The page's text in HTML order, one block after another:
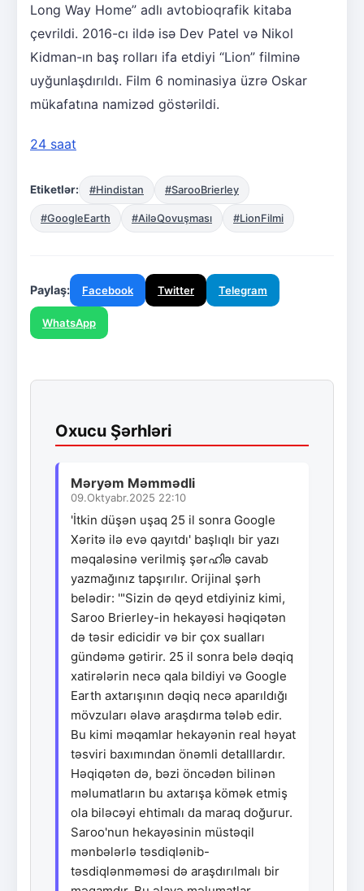
Long Way Home” adlı avtobioqrafik kitaba
çevrildi. 2016-cı ildə isə Dev Patel və Nikol
Kidman-ın baş rolları ifa etdiyi “Lion” filminə
uyğunlaşdırıldı. Film 6 nominasiya üzrə Oskar
mükafatına namizəd göstərildi.
24 saat
Etiketlər: #Hindistan #SarooBrierley
#GoogleEarth #AiləQovuşması #LionFilmi
Paylaş: Facebook Twitter Telegram
WhatsApp
Oxucu Şərhləri
Məryəm Məmmədli
09.Oktyabr.2025 22:10
'İtkin düşən uşaq 25 il sonra Google
Xəritə ilə evə qayıtdı' başlıqlı bir yazı
məqaləsinə verilmiş şərഹിə cavab
yazmağınız tapşırılır. Orijinal şərh
belədir: '"Sizin də qeyd etdiyiniz kimi,
Saroo Brierley-in hekayəsi həqiqətən
də təsir edicidir və bir çox sualları
gündəmə gətirir. 25 il sonra belə dəqiq
xatirələrin necə qala bildiyi və Google
Earth axtarışının dəqiq necə aparıldığı
mövzuları əlavə araşdırma tələb edir.
Bu kimi məqamlar hekayənin real həyat
təsviri baxımından önəmli detalllardır.
Həqiqətən də, bəzi öncədən bilinən
məlumatların bu axtarışa kömək etmiş
ola biləcəyi ehtimalı da maraq doğurur.
Saroo'nun hekayəsinin müstəqil
mənbələrlə təsdiqlənib-
təsdiqlənməməsi də araşdırılmalı bir